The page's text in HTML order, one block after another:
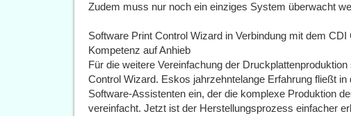
Zudem muss nur noch ein einziges System überwacht
Software Print Control Wizard in Verbindung mit dem
Kompetenz auf Anhieb
Für die weitere Vereinfachung der
Control Wizard. Eskos jahrzehntelange Erfahrung fließt
Software-Assistenten ein, der die komplexe Produktion
vereinfacht. Jetzt ist der Herstellungsprozess einfacher